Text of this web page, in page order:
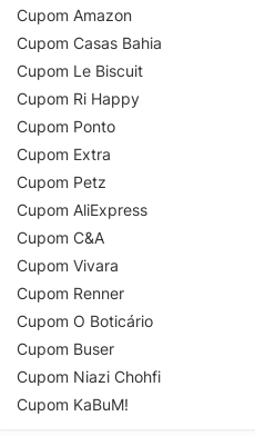
Cupom Amazon
Cupom Casas Bahia
Cupom Le Biscuit
Cupom Ri Happy
Cupom Ponto
Cupom Extra
Cupom Petz
Cupom AliExpress
Cupom C&A
Cupom Vivara
Cupom Renner
Cupom O Boticário
Cupom Buser
Cupom Niazi Chohfi
Cupom KaBuM!